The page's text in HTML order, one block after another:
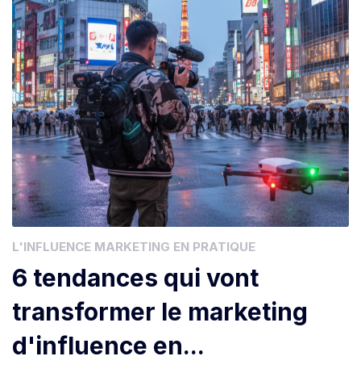
L'INFLUENCE MARKETING EN PRATIQUE
6 tendances qui vont
transformer le marketing
d'influence en...